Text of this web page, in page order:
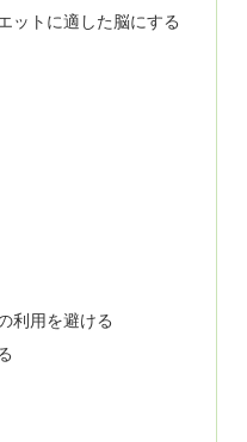
ットに適した脳にする
利用を避ける